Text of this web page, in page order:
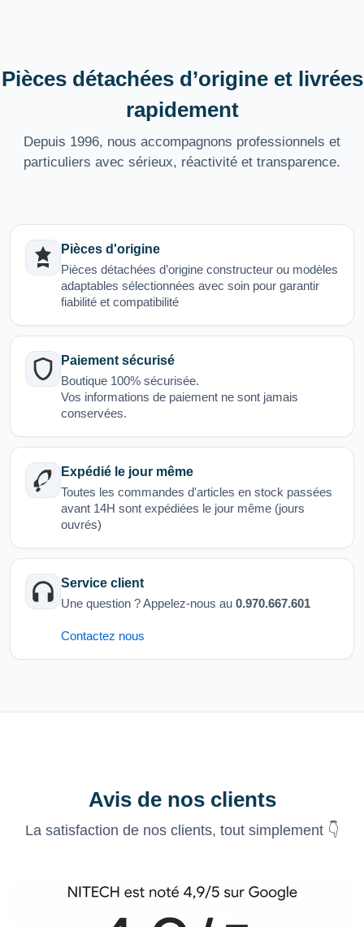
Pièces détachées d’origine et livrées
rapidement
Depuis 1996, nous accompagnons professionnels et
particuliers avec sérieux, réactivité et transparence.
Pièces d'origine
Pièces détachées d’origine constructeur ou modèles
adaptables sélectionnées avec soin pour garantir
fiabilité et compatibilité
Paiement sécurisé
Boutique 100% sécurisée.
Vos informations de paiement ne sont jamais
conservées.
Expédié le jour même
Toutes les commandes d'articles en stock passées
avant 14H sont expédiées le jour même (jours
ouvrés)
Service client
Une question ? Appelez-nous au 0.970.667.601
Contactez nous
Avis de nos clients
La satisfaction de nos clients, tout simplement 👇